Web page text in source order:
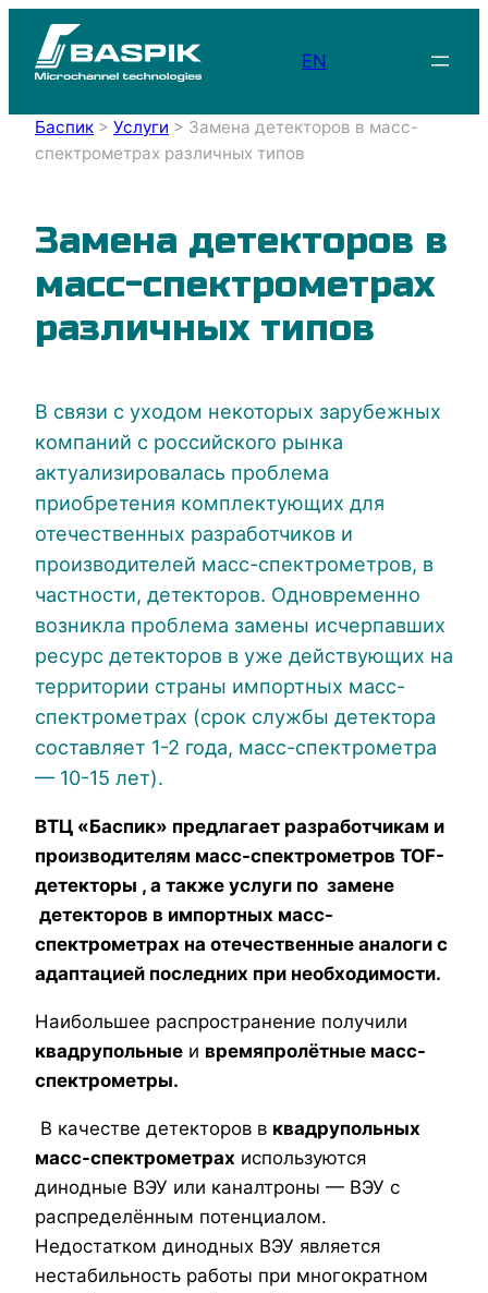
EN
Баспик > Услуги > Замена детекторов в масс-
спектрометрах различных типов
Замена детекторов в
масс-спектрометрах
различных типов
В связи с уходом некоторых зарубежных
компаний с российского рынка
актуализировалась проблема
приобретения комплектующих для
отечественных разработчиков и
производителей масс-спектрометров, в
частности, детекторов. Одновременно
возникла проблема замены исчерпавших
ресурс детекторов в уже действующих на
территории страны импортных масс-
спектрометрах (срок службы детектора
составляет 1-2 года, масс-спектрометра
— 10-15 лет).
ВТЦ «Баспик» предлагает разработчикам и
производителям масс-спектрометров TOF-
детекторы , а также услуги по замене
детекторов в импортных масс-
спектрометрах на отечественные аналоги с
адаптацией последних при необходимости.
Наибольшее распространение получили
квадрупольные и времяпролётные масс-
спектрометры.
В качестве детекторов в квадрупольных
масс-спектрометрах используются
динодные ВЭУ или каналтроны — ВЭУ с
распределённым потенциалом.
Недостатком динодных ВЭУ является
нестабильность работы при многократном